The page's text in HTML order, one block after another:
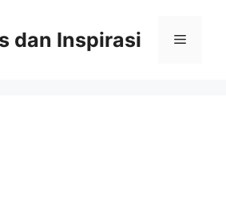
dan Inspirasi Menu